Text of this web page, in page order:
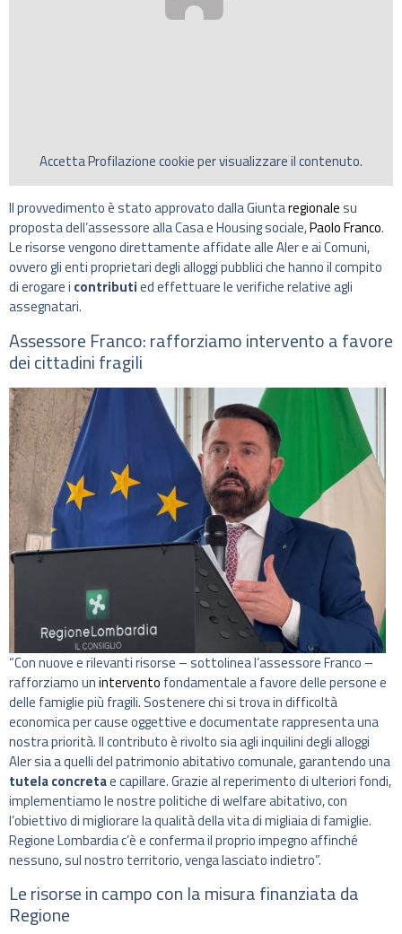
AccettaProfilazionecookie per visualizzare il contenuto.
Il provvedimento è stato approvato dalla Giuntaregionalesu
proposta dell’assessore alla Casa e Housing sociale,Paolo Franco.
Le risorse vengono direttamente affidate alle Aler e ai Comuni,
ovvero gli enti proprietari degli alloggi pubblici che hanno il compito
di erogare i contributied effettuare le verifiche relative agli
assegnatari.
Assessore Franco: rafforziamo intervento a favore
dei cittadini fragili
“Con nuove e rilevanti risorse – sottolinea l’assessore Franco –
rafforziamo unintervento fondamentale a favore delle persone e
delle famiglie più fragili. Sostenere chi si trova in difficoltà
economica per cause oggettive e documentate rappresenta una
nostra priorità. Il contributo è rivolto sia agli inquilini degli alloggi
Aler sia a quelli del patrimonio abitativo comunale, garantendo una
tutela concretae capillare. Grazie al reperimento di ulteriori fondi,
implementiamo le nostre politiche di welfare abitativo, con
l’obiettivo di migliorare la qualità della vita di migliaia di famiglie.
Regione Lombardia c’è e conferma il proprio impegno affinché
nessuno, sul nostro territorio, venga lasciato indietro”.
Le risorse in campo con la misura finanziata da
Regione